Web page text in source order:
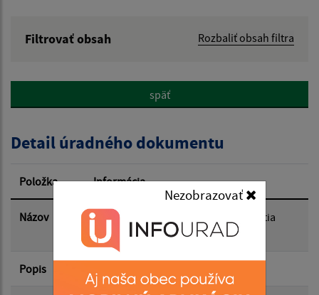
Nezobrazovať
Filtrovať obsah Rozbaliť obsah filtra
Popis:
Dátum zverejnenia od:
Dátum zverejnenia do:
späť
Detail úradného dokumentu
Položka Informácia
Názov
Zápisnica z mimoriadneho zasadnutia
obecného zastupiteľstva 13.05.2026
Popis